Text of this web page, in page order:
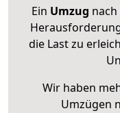
Ein Umzug
die Last zu
Wir haben
Umzügen